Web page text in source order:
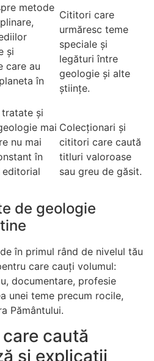
metode
și
care au
în
Cititori care
urmăresc teme
speciale și
legături între
geologie și alte
științe.
tratate și
mai
nu mai
în
Colecționari și
cititori care caută
titluri valoroase
sau greu de găsit.
de geologie
în primul rând de nivelul tău
care cauți volumul:
documentare, profesie
unei teme precum rocile,
Pământului.
caută
și explicații